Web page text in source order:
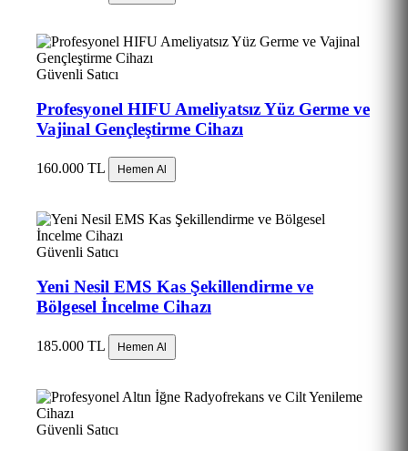
Güvenli Satıcı
Profesyonel HIFU Ameliyatsız Yüz Germe ve
Vajinal Gençleştirme Cihazı
160.000 TL Hemen Al
Güvenli Satıcı
Yeni Nesil EMS Kas Şekillendirme ve
Bölgesel İncelme Cihazı
185.000 TL Hemen Al
Güvenli Satıcı